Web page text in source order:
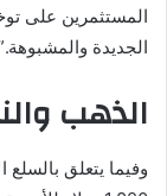
المستثمرين على
الجديدة
الذهب